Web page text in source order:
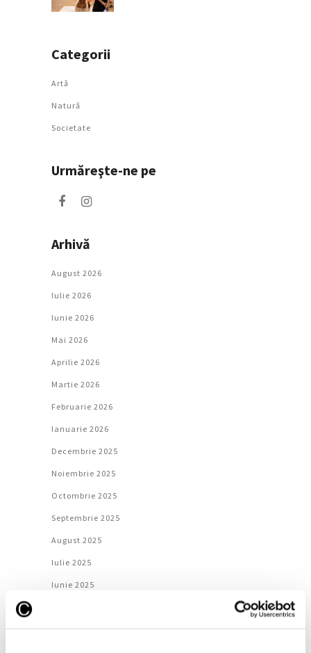
Categorii
Artǎ
Natură
Societate
Urmăreşte-ne pe
Arhivă
August 2026
Iulie 2026
Iunie 2026
Mai 2026
Aprilie 2026
Martie 2026
Februarie 2026
Ianuarie 2026
Decembrie 2025
Noiembrie 2025
Octombrie 2025
Septembrie 2025
August 2025
Iulie 2025
Iunie 2025